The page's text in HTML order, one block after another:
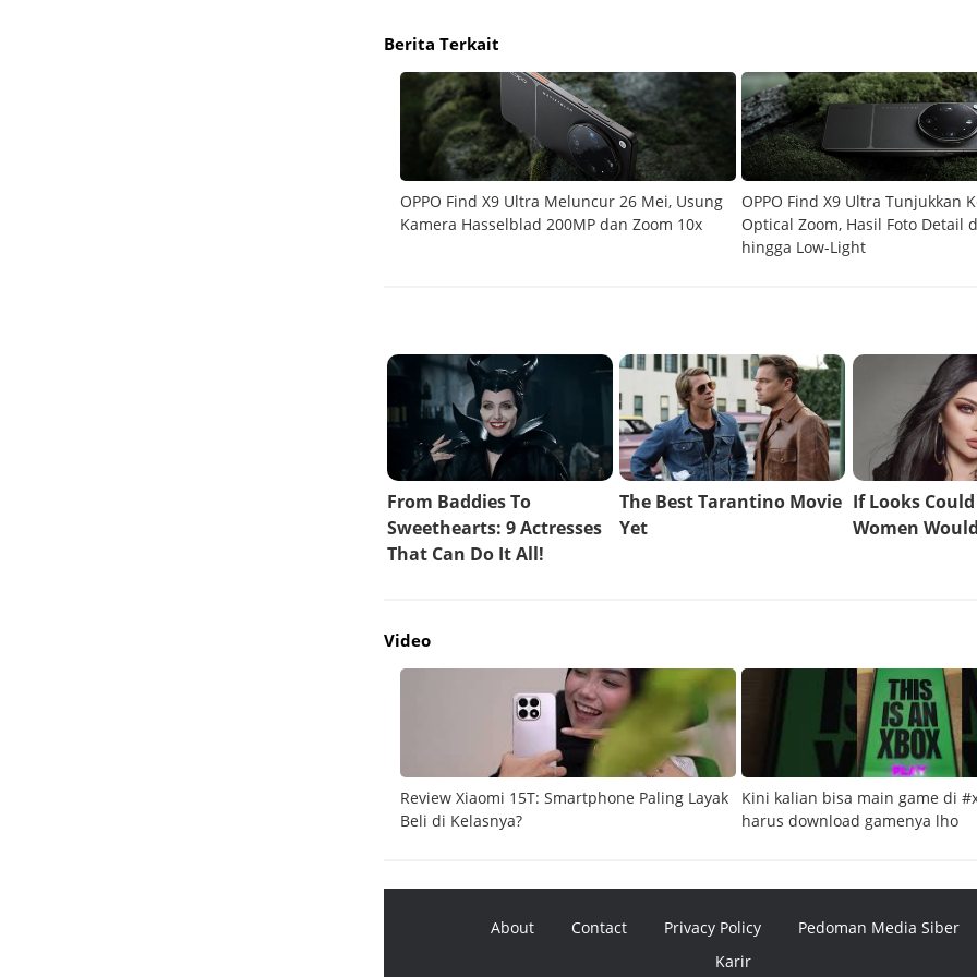
Berita Terkait
OPPO Find X9 Ultra Meluncur 26 Mei, Usung
Kamera Hasselblad 200MP dan Zoom 10x
OPPO Find X9 Ultra Tunjukkan
Optical Zoom, Hasil Foto Detail
hingga Low-Light
Video
Review Xiaomi 15T: Smartphone Paling Layak
Beli di Kelasnya?
Kini kalian bisa main game di
harus download gamenya lho
About Contact Privacy Policy
Pedoman Media Siber
Karir